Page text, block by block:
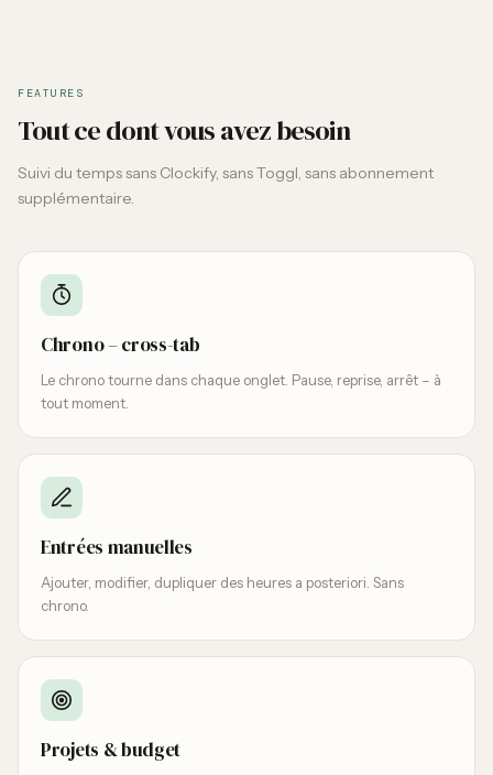
FEATURES
Tout ce dont vous avez besoin
Suivi du temps sans Clockify, sans Toggl, sans abonnement
supplémentaire.
Chrono – cross-tab
Le chrono tourne dans chaque onglet. Pause, reprise, arrêt – à
tout moment.
Entrées manuelles
Ajouter, modifier, dupliquer des heures a posteriori. Sans
chrono.
Projets & budget